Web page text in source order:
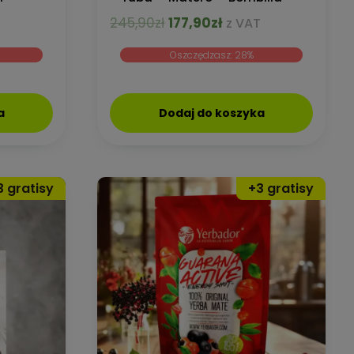
245,90zł Pierwotna
cena
wynosiła:
177,90złAktualna
cena
wynosi:
z VAT
Oszczędzasz: 28%
Dodaj do koszyka